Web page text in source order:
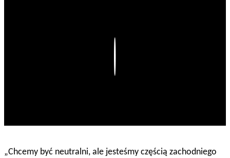
„Chcemy być neutralni, ale jesteśmy częścią zachodniego